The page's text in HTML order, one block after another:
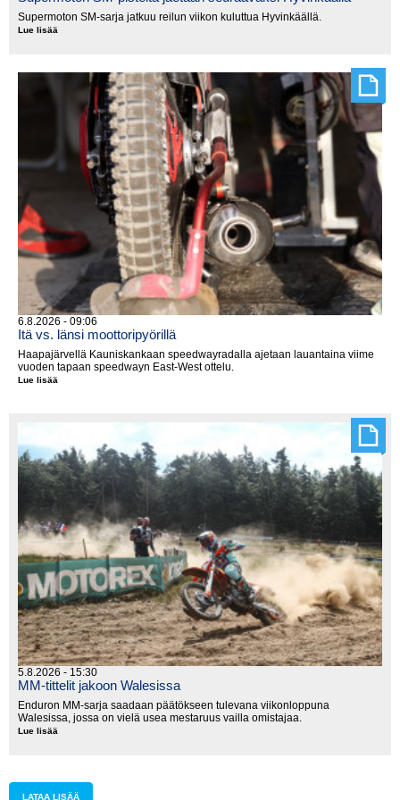
Supermoton SM-sarja jatkuu reilun viikon kuluttua Hyvinkäällä.
Lue lisää
seuraavaksi
Hyvinkäällä
6.8.2026 - 09:06
Itä vs. länsi moottoripyörillä
Haapajärvellä Kauniskankaan speedwayradalla ajetaan lauantaina viime
vuoden tapaan speedwayn East-West ottelu.
Lue lisää
5.8.2026 - 15:30
MM-tittelit jakoon Walesissa
Enduron MM-sarja saadaan päätökseen tulevana viikonloppuna
Walesissa, jossa on vielä usea mestaruus vailla omistajaa.
Lue lisää
LATAA LISÄÄ